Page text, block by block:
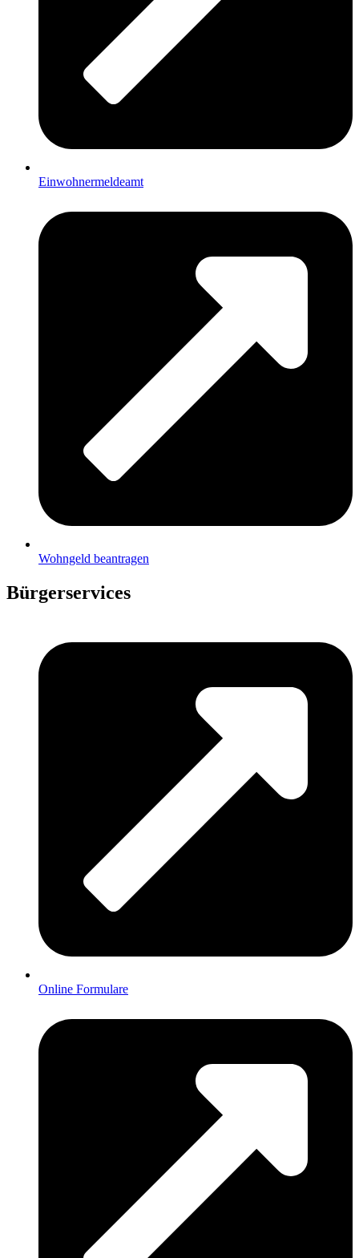
Einwohnermeldeamt
Wohngeld beantragen
Bürgerservices
Online Formulare